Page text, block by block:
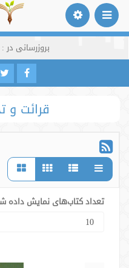
بروزرسانی در :
قرائت و
تعداد کتاب‌های نمایش داده